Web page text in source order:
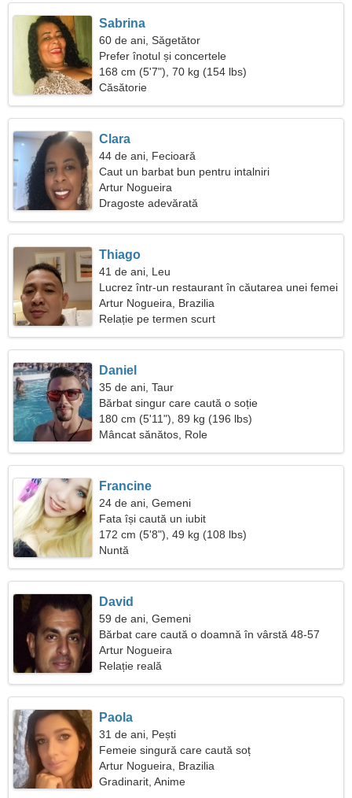
Sabrina
60 de ani, Săgetător
Prefer înotul și concertele
168 cm (5'7"), 70 kg (154 lbs)
Căsătorie
Clara
44 de ani, Fecioară
Caut un barbat bun pentru intalniri
Artur Nogueira
Dragoste adevărată
Thiago
41 de ani, Leu
Lucrez într-un restaurant în căutarea unei femei
înflăcărate
Artur Nogueira, Brazilia
Relație pe termen scurt
Daniel
35 de ani, Taur
Bărbat singur care caută o soție
180 cm (5'11"), 89 kg (196 lbs)
Mâncat sănătos, Role
Francine
24 de ani, Gemeni
Fata își caută un iubit
172 cm (5'8"), 49 kg (108 lbs)
Nuntă
David
59 de ani, Gemeni
Bărbat care caută o doamnă în vârstă 48-57
Artur Nogueira
Relație reală
Paola
31 de ani, Pești
Femeie singură care caută soț
Artur Nogueira, Brazilia
Gradinarit, Anime